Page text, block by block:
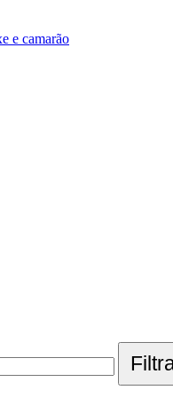
e camarão